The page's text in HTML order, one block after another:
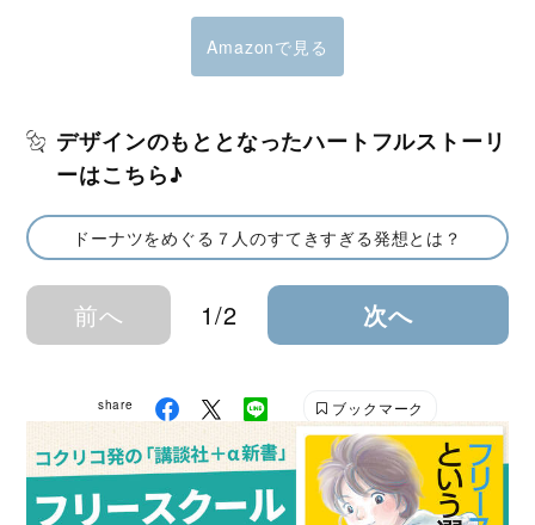
Amazonで見る
デザインのもととなったハートフルストーリ
ーはこちら♪
ドーナツをめぐる７人のすてきすぎる発想とは？
前へ 1/2 次へ
share ブックマーク